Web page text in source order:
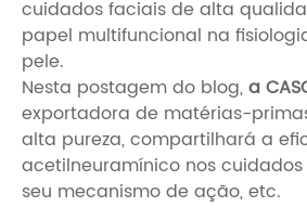
cuidados faciais de alta
papel multifuncional na
pele.
Nesta postagem do blog,a
exportadora de matérias-
alta pureza, compartilhará a
acetilneuramínico nos
seu mecanismo de ação, etc.